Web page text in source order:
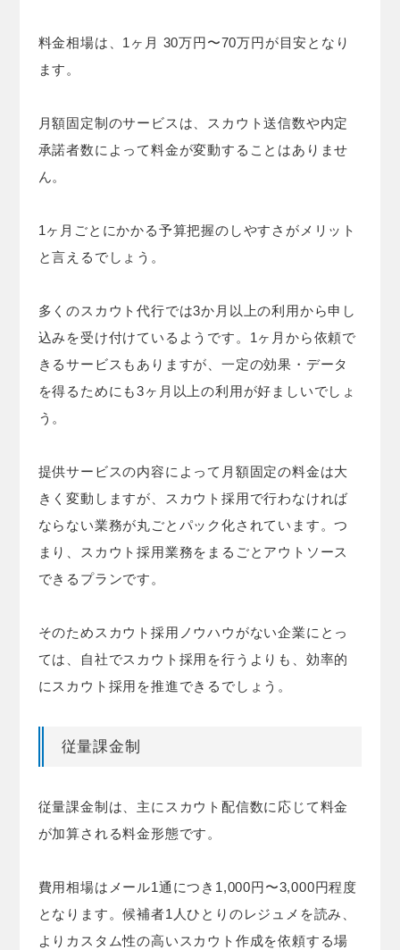
料金相場は、1ヶ月 30万円〜70万円が目安となり
ます。
月額固定制のサービスは、スカウト送信数や内定
承諾者数によって料金が変動することはありませ
ん。
1ヶ月ごとにかかる予算把握のしやすさがメリット
と言えるでしょう。
多くのスカウト代行では3か月以上の利用から申し
込みを受け付けているようです。1ヶ月から依頼で
きるサービスもありますが、一定の効果・データ
を得るためにも3ヶ月以上の利用が好ましいでしょ
う。
提供サービスの内容によって月額固定の料金は大
きく変動しますが、スカウト採用で行わなければ
ならない業務が丸ごとパック化されています。つ
まり、スカウト採用業務をまるごとアウトソース
できるプランです。
そのためスカウト採用ノウハウがない企業にとっ
ては、自社でスカウト採用を行うよりも、効率的
にスカウト採用を推進できるでしょう。
従量課金制
従量課金制は、主にスカウト配信数に応じて料金
が加算される料金形態です。
費用相場はメール1通につき1,000円〜3,000円程度
となります。候補者1人ひとりのレジュメを読み、
よりカスタム性の高いスカウト作成を依頼する場